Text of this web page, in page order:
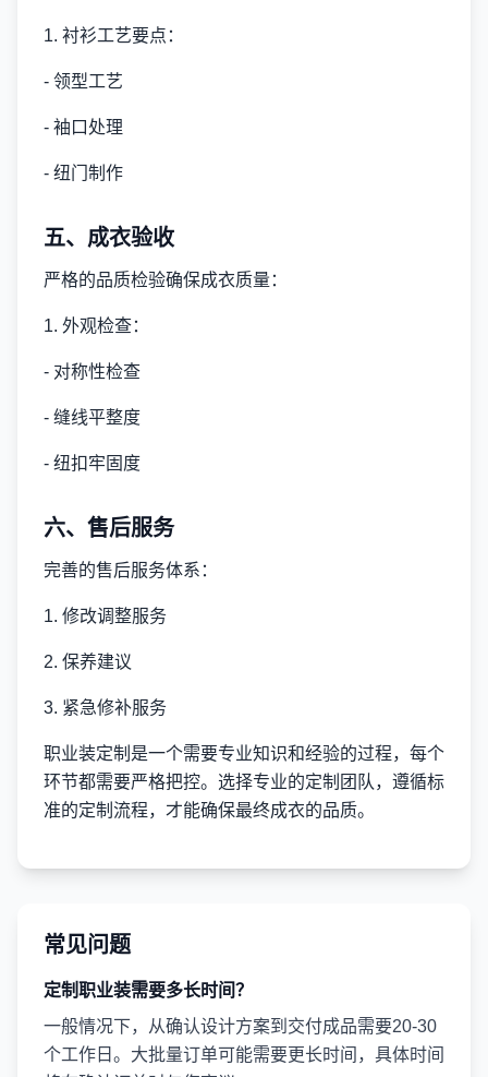
1. 衬衫工艺要点：
- 领型工艺
- 袖口处理
- 纽门制作
五、成衣验收
严格的品质检验确保成衣质量：
1. 外观检查：
- 对称性检查
- 缝线平整度
- 纽扣牢固度
六、售后服务
完善的售后服务体系：
1. 修改调整服务
2. 保养建议
3. 紧急修补服务
职业装定制是一个需要专业知识和经验的过程，每个
环节都需要严格把控。选择专业的定制团队，遵循标
准的定制流程，才能确保最终成衣的品质。
常见问题
定制职业装需要多长时间？
一般情况下，从确认设计方案到交付成品需要20-30
个工作日。大批量订单可能需要更长时间，具体时间